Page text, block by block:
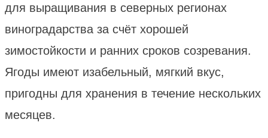
для выращивания в северных регионах
виноградарства за счёт хорошей
зимостойкости и ранних сроков созревания.
Ягоды имеют изабельный, мягкий вкус,
пригодны для хранения в течение нескольких
месяцев.